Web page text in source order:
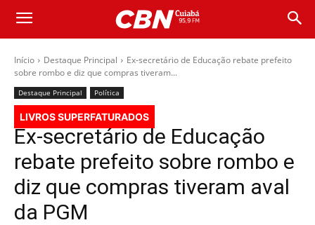
Início Destaque Principal
Ex-secretário de Educação rebate prefeito
sobre rombo e diz que compras tiveram...
Destaque Principal Política
LIVROS SUPERFATURADOS
Ex-secretário de Educação
rebate prefeito sobre rombo e
diz que compras tiveram aval
da PGM